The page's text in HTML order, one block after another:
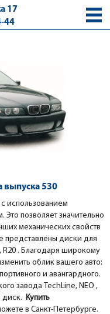
17
44
выпуска 530
использованием
позволяет значительно
механических свойств
представлены диски для
R20 . Благодаря широкому
облик вашего авто:
и авангардного.
завода TechLine, NEO ,
диск. Купить
в Санкт-Петербурге.